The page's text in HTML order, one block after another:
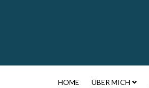
HOME ÜBER MICH